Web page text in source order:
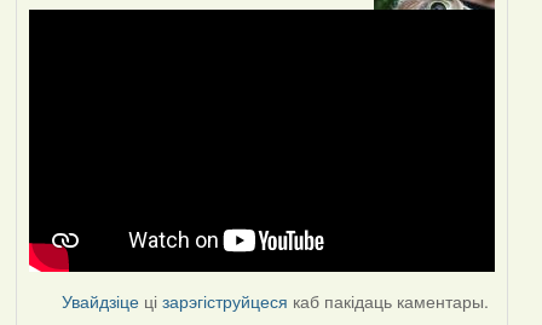
Увайдзіце цізарэгіструйцеся каб пакідаць каментары.